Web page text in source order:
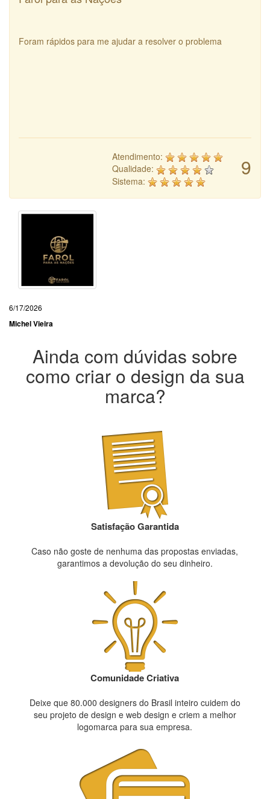
Foram rápidos para me ajudar a resolver o problema
9
Atendimento:
Qualidade:
Sistema:
6/17/2026
Michel Vieira
Ainda com dúvidas sobre
como criar o design da sua
marca?
Satisfação Garantida
Caso não goste de nenhuma das propostas enviadas,
garantimos a devolução do seu dinheiro.
Comunidade Criativa
Deixe que 80.000 designers do Brasil inteiro cuidem do
seu projeto de design e web design e criem a melhor
logomarca para sua empresa.